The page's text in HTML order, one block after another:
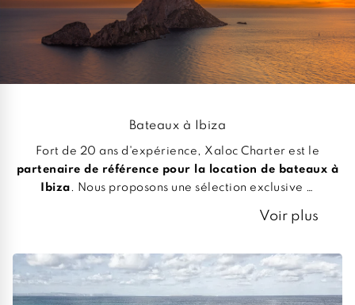
Bateaux à Ibiza
Fort de 20 ans d'expérience, Xaloc Charter est le
partenaire de référence pour la location de bateaux à
Ibiza . Nous proposons une sélection exclusive …
Voir plus